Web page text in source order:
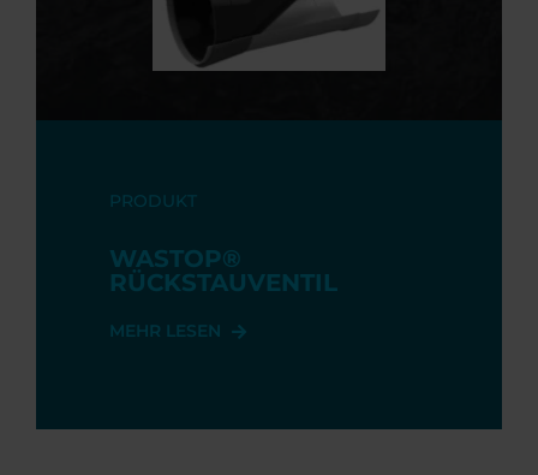
PRODUKT
WASTOP®
RÜCKSTAUVENTIL
MEHR LESEN